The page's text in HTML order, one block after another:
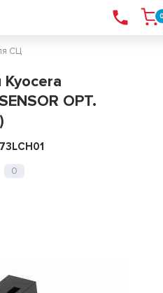
СЦ
Kyocera
OPT.
0